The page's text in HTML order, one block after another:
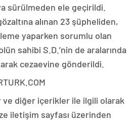
sürülmeden ele geçirildi.
alınan 23 şüpheliden,
yaparken sorumlu olan
sahibi S.D.’nin de aralarında
cezaevine gönderildi.
ve diğer içerikler ile ilgili olarak
iletişim sayfası üzerinden